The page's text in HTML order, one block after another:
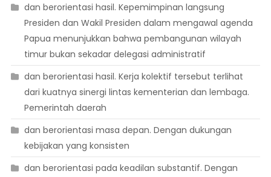
dan berorientasi hasil. Kepemimpinan langsung
Presiden dan Wakil Presiden dalam mengawal agenda
Papua menunjukkan bahwa pembangunan wilayah
timur bukan sekadar delegasi administratif
dan berorientasi hasil. Kerja kolektif tersebut terlihat
dari kuatnya sinergi lintas kementerian dan lembaga.
Pemerintah daerah
dan berorientasi masa depan. Dengan dukungan
kebijakan yang konsisten
dan berorientasi pada keadilan substantif. Dengan